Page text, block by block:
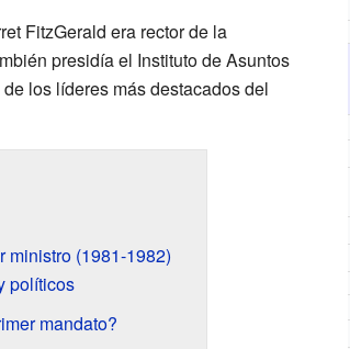
FitzGerald era rector de la
presidía el Instituto de Asuntos
los líderes más destacados del
ministro (1981-1982)
políticos
mandato?